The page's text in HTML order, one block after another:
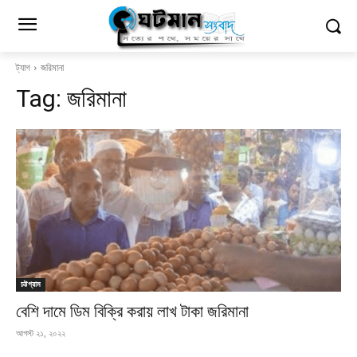
ট্যাগ জরিমানা
Tag: জরিমানা
চট্টগ্রাম
বেশি দামে ডিম বিক্রি করায় লাখ টাকা জরিমানা
আগস্ট ২১, ২০২২